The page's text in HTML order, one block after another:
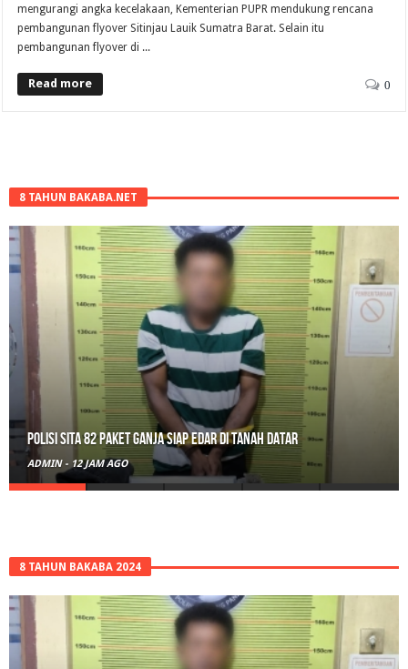
mengurangi angka kecelakaan, Kementerian PUPR mendukung rencana
pembangunan flyover Sitinjau Lauik Sumatra Barat. Selain itu
pembangunan flyover di ...
Read more 0
8 TAHUN BAKABA.NET
Polisi Sita 82 Paket Ganja Siap Edar di Tanah Datar
ADMIN - 12 JAM AGO
8 TAHUN BAKABA 2024